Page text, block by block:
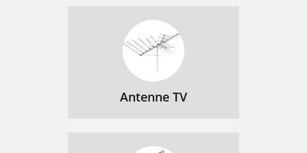
Antenne TV